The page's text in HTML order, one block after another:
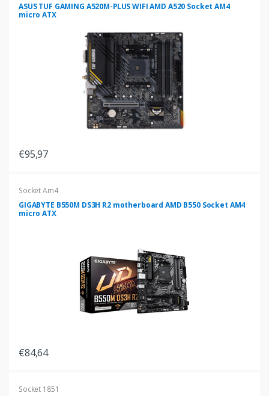
ASUS TUF GAMING A520M-PLUS WIFI AMD A520 Socket AM4
micro ATX
€95,97
Socket Am4
GIGABYTE B550M DS3H R2 motherboard AMD B550 Socket AM4
micro ATX
€84,64
Socket 1851